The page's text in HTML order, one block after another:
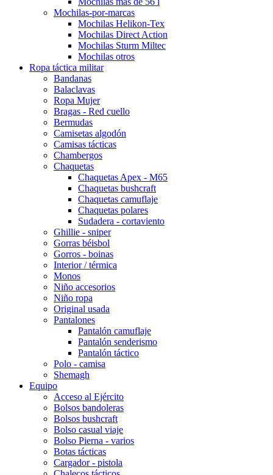
Mochilas-por-marcas
Mochilas Helikon-Tex
Mochilas Direct Action
Mochilas Sturm Miltec
Mochilas otros
Ropa táctica militar
Bandanas
Balaclavas
Ropa Mujer
Bragas - Red cuello
Bermudas
Camisetas algodón
Camisas tácticas
Chambergos
Chaquetas
Chaquetas Apex - M65
Chaquetas bushcraft
Chaquetas camuflaje
Chaquetas polares
Sudadera - cortaviento
Ghillie - sniper
Gorras béisbol
Gorros - boinas
Interior / térmica
Monos
Niño accesorios
Niño ropa
Original usada
Pantalones
Pantalón camuflaje
Pantalón senderismo
Pantalón táctico
Polo - camisa
Shemagh
Equipo
Acceso al Ejército
Bolsos bandoleras
Bolsos bushcraft
Bolso casual viaje
Bolso Pierna - varios
Botas tácticas
Cargador - pistola